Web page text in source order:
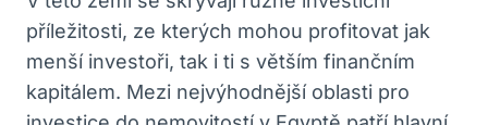
příležitosti,⁤ ze kterých⁤ mohou profitovat jak
menší ⁤investoři,​ tak i ti s ‌větším‍ finančním
⁣kapitálem. ‌Mezi nejvýhodnější oblasti pro‍